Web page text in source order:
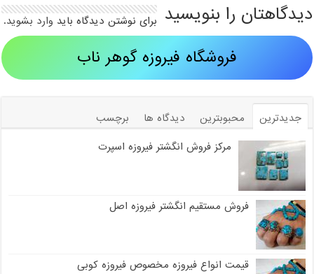
دیدگاهتان را بنویسید برای نوشتن دیدگاه باید وارد بشوید.
فروشگاه فیروزه گوهر ناب
جدیدترین محبوبترین دیدگاه ها
برچسب
مرکز فروش انگشتر فیروزه اسپرت
فروش مستقیم انگشتر فیروزه اصل
قیمت انواع فیروزه مخصوص فیروزه کوبی